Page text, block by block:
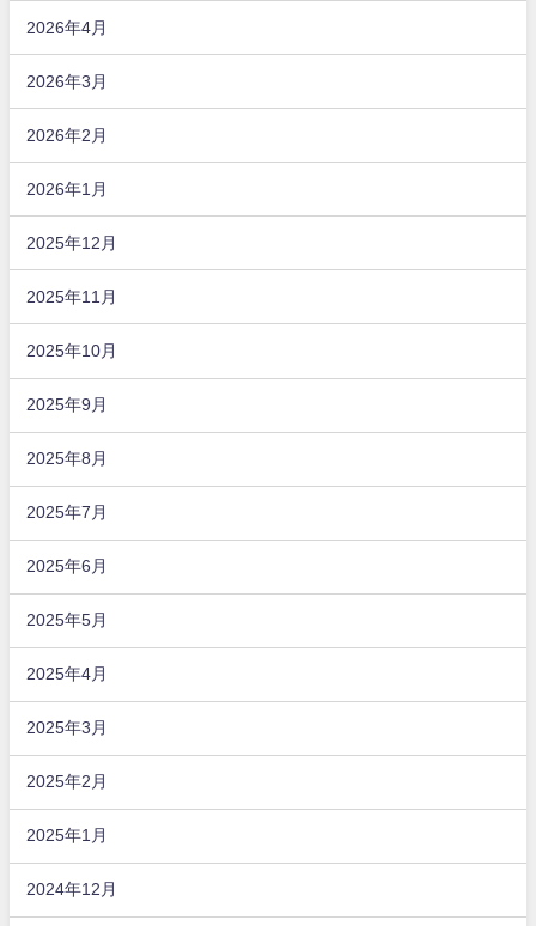
2026年4月
2026年3月
2026年2月
2026年1月
2025年12月
2025年11月
2025年10月
2025年9月
2025年8月
2025年7月
2025年6月
2025年5月
2025年4月
2025年3月
2025年2月
2025年1月
2024年12月